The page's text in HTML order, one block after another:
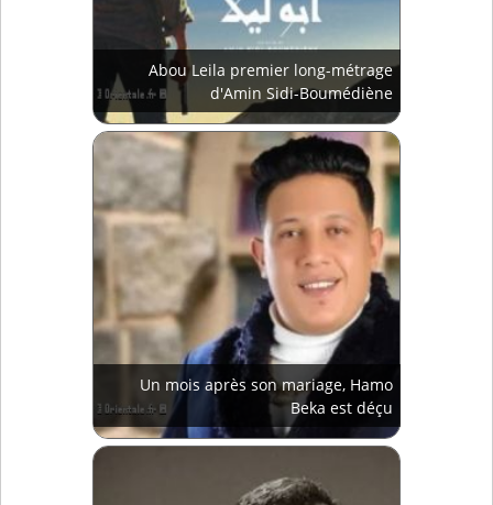
Abou Leila premier long-métrage
d'Amin Sidi-Boumédiène
Un mois après son mariage, Hamo
Beka est déçu